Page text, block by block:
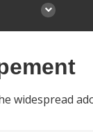
widespread